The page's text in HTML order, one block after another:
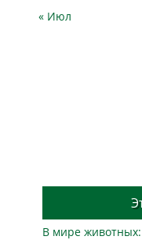
« Июл
В мире